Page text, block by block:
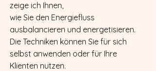
zeige ich Ihnen,
wie Sie den Energiefluss
ausbalancieren und energetisieren.
Die Techniken können Sie für sich
selbst anwenden oder für Ihre
Klienten nutzen.